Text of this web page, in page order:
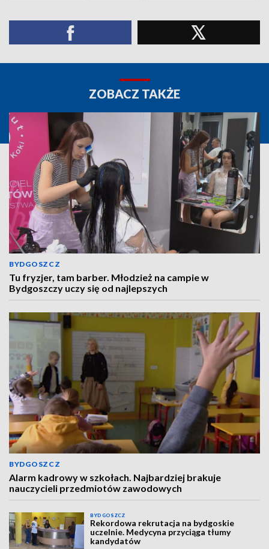
ZOBACZ TAKŻE
BYDGOSZCZ
Tu fryzjer, tam barber. Młodzież na campie w
Bydgoszczy uczy się od najlepszych
BYDGOSZCZ
Alarm kadrowy w szkołach. Najbardziej brakuje
nauczycieli przedmiotów zawodowych
BYDGOSZCZ
Rekordowa rekrutacja na bydgoskie
uczelnie. Medycyna przyciąga tłumy
kandydatów